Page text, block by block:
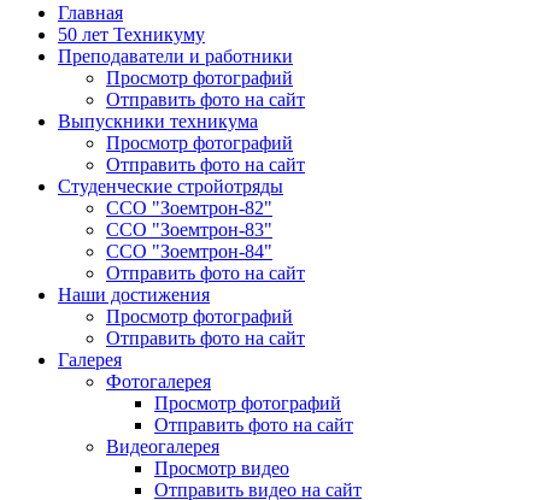
Главная
50 лет Техникуму
Преподаватели и работники
Просмотр фотографий
Отправить фото на сайт
Выпускники техникума
Просмотр фотографий
Отправить фото на сайт
Студенческие стройотряды
ССО "Зоемтрон-82"
ССО "Зоемтрон-83"
ССО "Зоемтрон-84"
Отправить фото на сайт
Наши достижения
Просмотр фотографий
Отправить фото на сайт
Галерея
Фотогалерея
Просмотр фотографий
Отправить фото на сайт
Видеогалерея
Просмотр видео
Отправить видео на сайт